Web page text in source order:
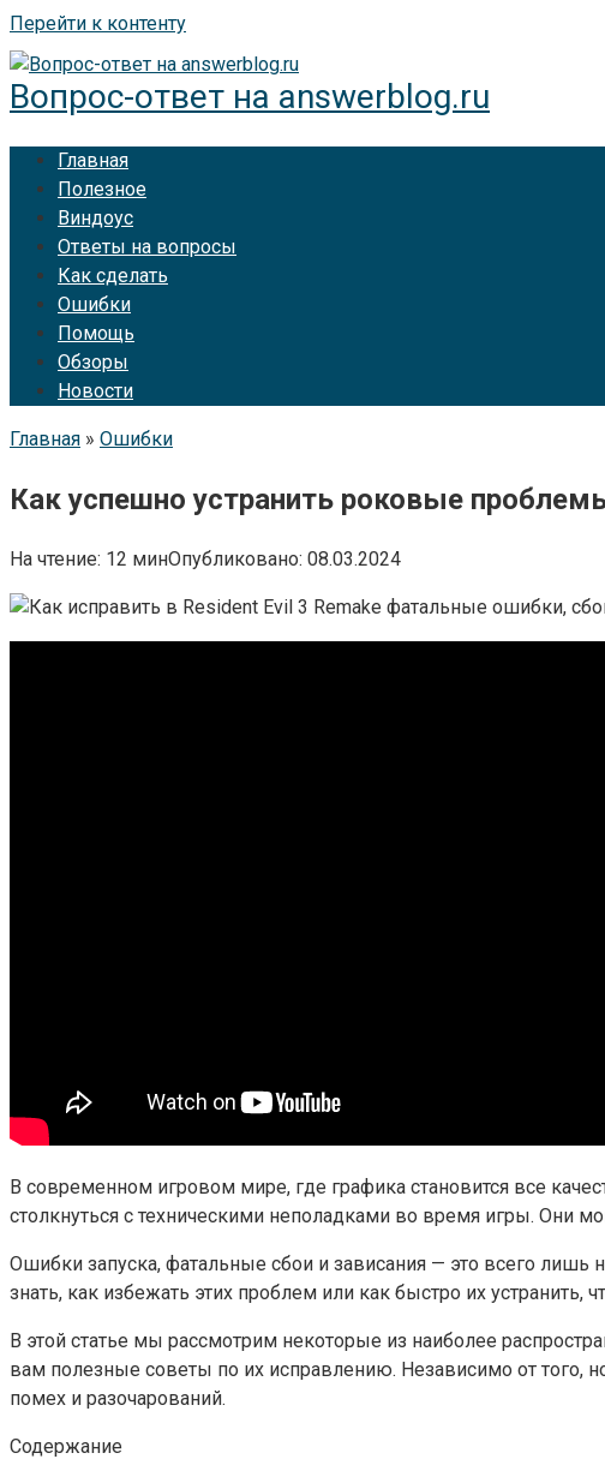
Перейти к контенту
Вопрос-ответ на answerblog.ru
Главная
Полезное
Виндоус
Ответы на вопросы
Как сделать
Ошибки
Помощь
Обзоры
Новости
Главная » Ошибки
Как успешно устранить роковые
На чтение: 12 минОпубликовано: 08.03.2024
В современном игровом мире, где графика становится все
столкнуться с техническими неполадками во время игры. Они
Ошибки запуска, фатальные сбои и зависания — это всего лишь
знать, как избежать этих проблем или как быстро их
В этой статье мы рассмотрим некоторые из наиболее
вам полезные советы по их исправлению. Независимо от того,
помех и разочарований.
Содержание